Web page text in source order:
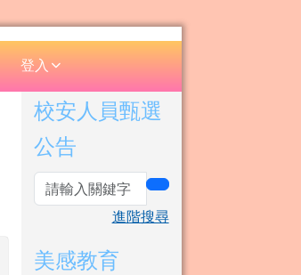
登入
右邊區域內容
校安人員甄選
公告
search
進階搜尋
美感教育